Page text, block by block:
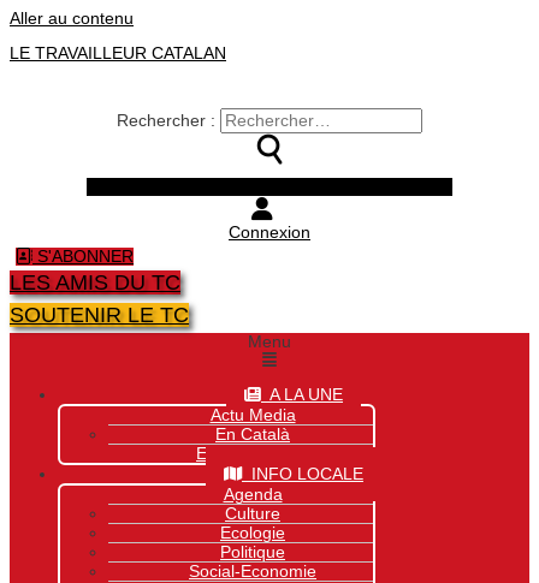
Aller au contenu
LE TRAVAILLEUR CATALAN
Rechercher :
Connexion
S'ABONNER
LES AMIS DU TC
SOUTENIR LE TC
Menu
A LA UNE
Actu Media
En Català
Exclusivité Site
INFO LOCALE
Agenda
Culture
Ecologie
Politique
Social-Economie